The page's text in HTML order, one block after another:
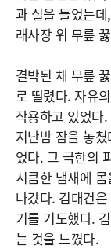
과 실을 들었는
래사장 위 무릎
결박된 채 무릎
로 떨렸다. 자유
작용하고 있었다
지난밤 잠을 놓
었다. 그 극한의
시큼한 냄새에
나갔다. 김대건
기를 기도했다.
는 것을 느꼈다.